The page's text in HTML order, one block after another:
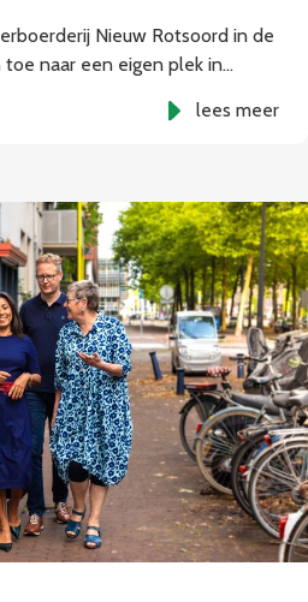
Nieuw Rotsoord in de
naar een eigen plek in…
lees meer